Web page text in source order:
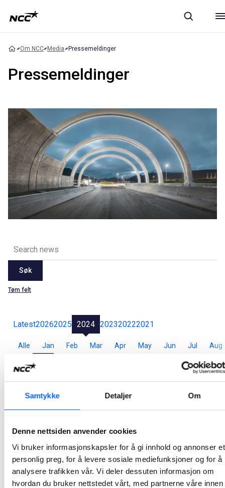
Samtykke Detaljer Om
Denne nettsiden anvender cookies
Vi bruker informasjonskapsler for å gi innhold og annonser et
personlig preg, for å levere sosiale mediefunksjoner og for å
analysere trafikken vår. Vi deler dessuten informasjon om
hvordan du bruker nettstedet vårt, med partnerne våre innen
Om NCC Media Pressemeldinger
Pressemeldinger
Søk
Tøm felt
Latest20262025 2024 202320222021
Alle Jan Feb Mar Apr May Jun Jul
Aug
NCC skal bygge om Dam Ørje i Østfold
NCC er tildelt kontrakt for ombygging og rehabilitering av Dam Ørje i Østfold. Prosjektet har en kontraktssum på ca. 65 MNOK.
NCC overleverer tre oppgraderte
jernbanestasjoner i Oslo
Tre av åtte jernbanestasjoner som NCC oppgraderer i Oslo-regionen på oppdrag fra Bane NOR, er denne uken overlevert og satt i drift. Stasjonene skal blant annet tilpasses nye togsett, og Haugenstua, Strømmen og Fjellhamar er først ut.